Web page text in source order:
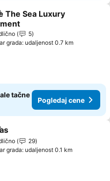
u favorite
The Sea Luxury
5
grada: udaljenost 0.7 km
tačne
Pogledaj cene
u favorite
29
grada: udaljenost 0.1 km